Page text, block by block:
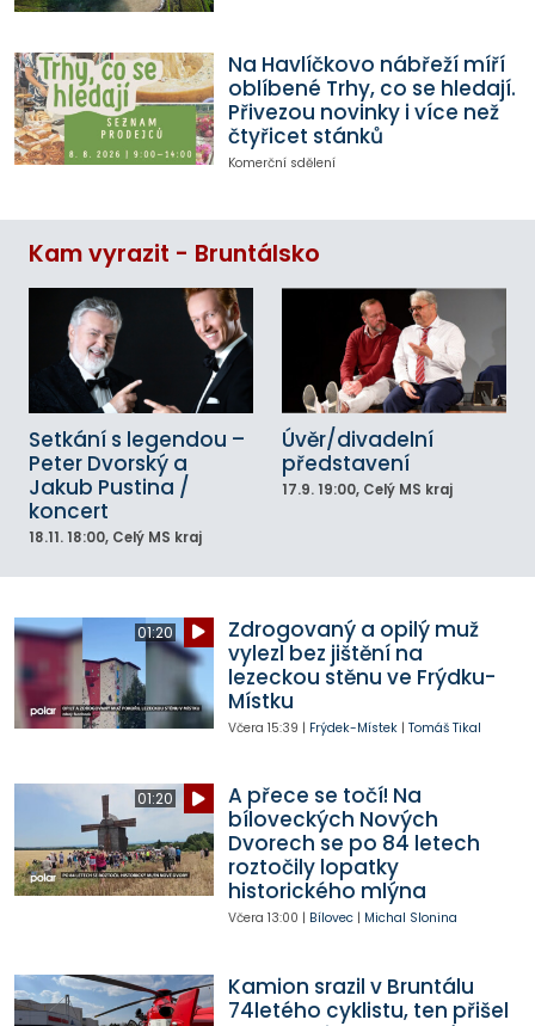
Na Havlíčkovo nábřeží míří
oblíbené Trhy, co se hledají.
Přivezou novinky i více než
čtyřicet stánků
Komerční sdělení
Kam vyrazit - Bruntálsko
Setkání s legendou –
Peter Dvorský a
Jakub Pustina /
koncert
18.11. 18:00, Celý MS kraj
Úvěr/divadelní
představení
17.9. 19:00, Celý MS kraj
01:20
Zdrogovaný a opilý muž
vylezl bez jištění na
lezeckou stěnu ve Frýdku-
Místku
Včera 15:39 | Frýdek-Místek| Tomáš Tikal
01:20
A přece se točí! Na
bíloveckých Nových
Dvorech se po 84 letech
roztočily lopatky
historického mlýna
Včera 13:00 | Bílovec| Michal Slonina
Kamion srazil v Bruntálu
74letého cyklistu, ten přišel